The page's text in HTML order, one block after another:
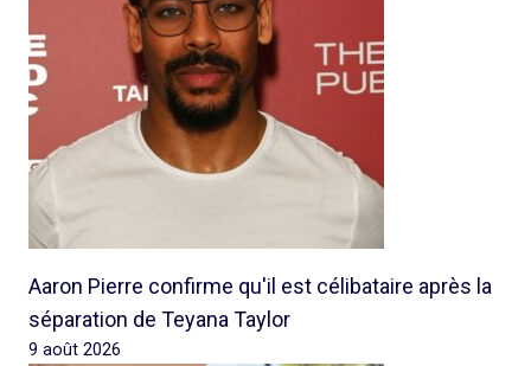
Aaron Pierre confirme qu'il est célibataire après la
séparation de Teyana Taylor
9 août 2026